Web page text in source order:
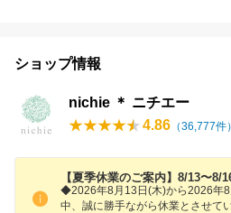
ショップ情報
nichie ＊ ニチエー
4.86 （36,777件）
◆2026年8月13日(木)から2026年8
中、誠に勝手ながら休業とさせて